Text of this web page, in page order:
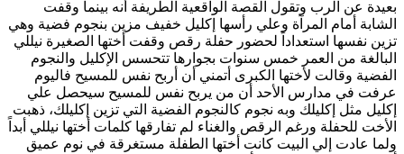
بعيدة عن الرب وتقول القصة الواقعية الطريفة أنه بينما وقفت
الشابة أمام المرآة وعلي رأسها إكليل خفيف مزين بنجوم فضية وهي
تزين نفسها استعداداً لحضور حفلة رقص وقفت أختها الصغيرة نيللي
البالغة من العمر خمس سنوات بجوارها تتحسس الإكليل والنجوم
الفضية وقالت لأختها الكبرى أتمني أن أربح نفس للمسيح فاليوم
عرفت في مدارس الأحد أن من يربح نفس للمسيح سيحصل علي
إكليل مثل إكليلك وبه نجوم كالنجوم الفضية التي تزين إكليلك، ذهبت
الأخت للحفلة ورغم الرقص والغناء لم تفارقها كلمات أختها نيللي أبداً
ولما عادت إلي البيت كانت أختها الطفلة مستغرقة في نوم عميق